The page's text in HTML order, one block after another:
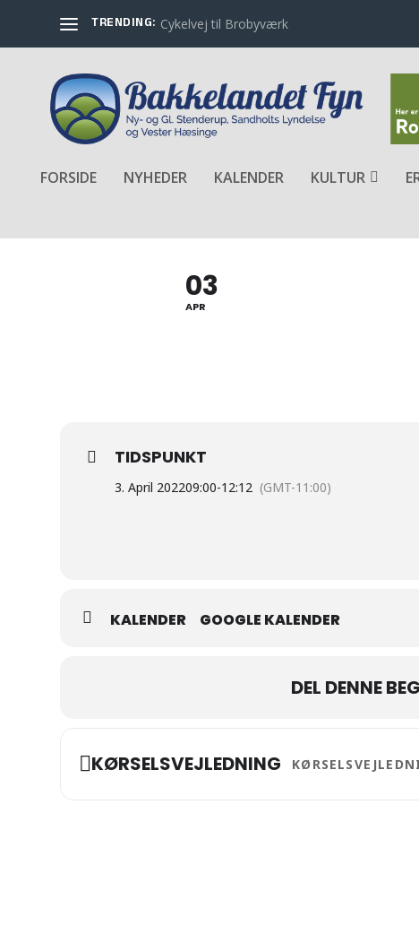
TRENDING: Cykelvej til Brobyværk
FORSIDE NYHEDER KALENDER KULTUR
LANDSINDSAMLING TIL
03
APR
TIDSPUNKT
3. April 202209:00-12:12 (GMT-11:00)
KALENDER GOOGLE KALENDER
DEL DENNE
KØRSELSVEJLEDNING